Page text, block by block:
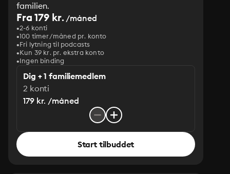
familien.
Fra 179 kr./måned
2-6 konti
100 timer/måned pr. konto
Fri lytning til podcasts
Kun 39 kr. pr. ekstra konto
Ingen binding
Dig + 1 familiemedlem
2 konti
179 kr. /måned
Start tilbuddet